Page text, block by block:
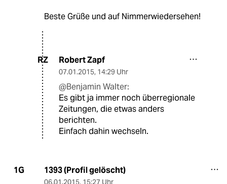
Beste Grüße und auf Nimmerwiedersehen!
RZ Robert Zapf
07.01.2015, 14:29 Uhr
@Benjamin Walter:
Es gibt ja immer noch überregionale
Zeitungen, die etwas anders
berichten.
Einfach dahin wechseln.
1G 1393 (Profil gelöscht)
06.01.2015, 15:27 Uhr